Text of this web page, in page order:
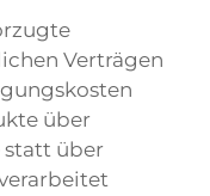
Verträgen
über
über